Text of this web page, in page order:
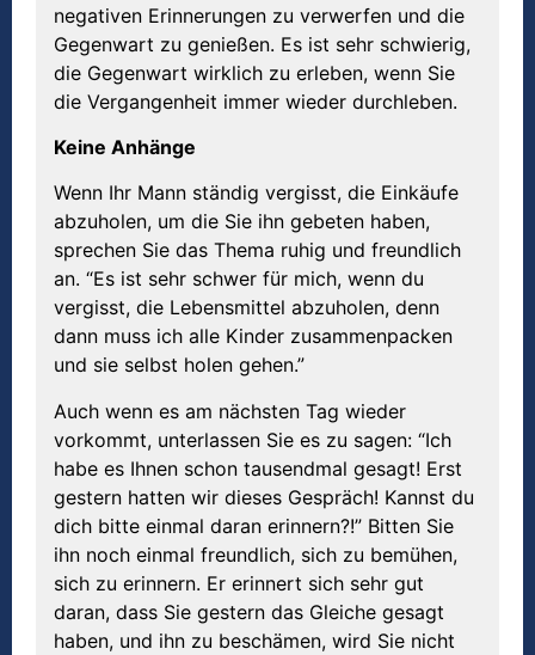
negativen Erinnerungen zu verwerfen und die
Gegenwart zu genießen. Es ist sehr schwierig,
die Gegenwart wirklich zu erleben, wenn Sie
die Vergangenheit immer wieder durchleben.
Keine Anhänge
Wenn Ihr Mann ständig vergisst, die Einkäufe
abzuholen, um die Sie ihn gebeten haben,
sprechen Sie das Thema ruhig und freundlich
an. “Es ist sehr schwer für mich, wenn du
vergisst, die Lebensmittel abzuholen, denn
dann muss ich alle Kinder zusammenpacken
und sie selbst holen gehen.”
Auch wenn es am nächsten Tag wieder
vorkommt, unterlassen Sie es zu sagen: “Ich
habe es Ihnen schon tausendmal gesagt! Erst
gestern hatten wir dieses Gespräch! Kannst du
dich bitte einmal daran erinnern?!” Bitten Sie
ihn noch einmal freundlich, sich zu bemühen,
sich zu erinnern. Er erinnert sich sehr gut
daran, dass Sie gestern das Gleiche gesagt
haben, und ihn zu beschämen, wird Sie nicht